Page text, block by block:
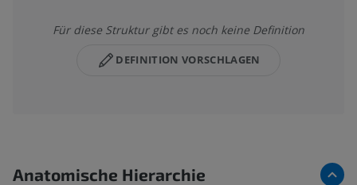
Für diese Struktur gibt es noch keine Definition
DEFINITION VORSCHLAGEN
Anatomische Hierarchie